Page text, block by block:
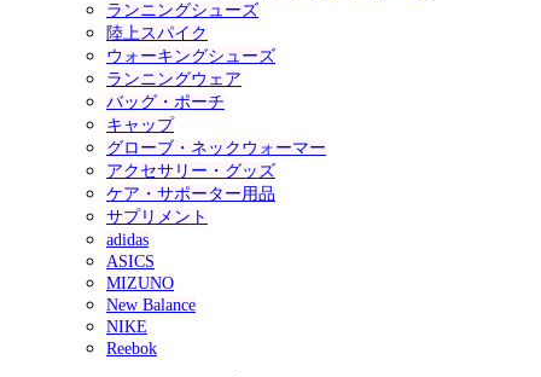
ランニングシューズ
陸上スパイク
ウォーキングシューズ
ランニングウェア
バッグ・ポーチ
キャップ
グローブ・ネックウォーマー
アクセサリー・グッズ
ケア・サポーター用品
サプリメント
adidas
ASICS
MIZUNO
New Balance
NIKE
Reebok